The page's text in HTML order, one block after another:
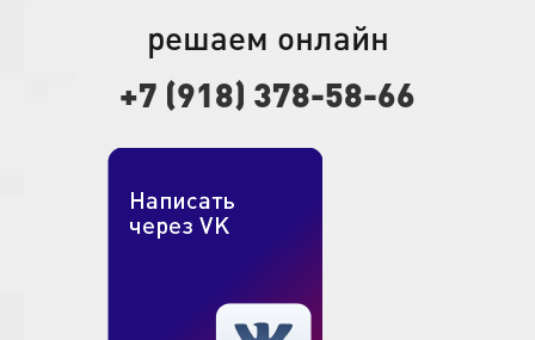
решаем онлайн
+7 (918) 378-58-66